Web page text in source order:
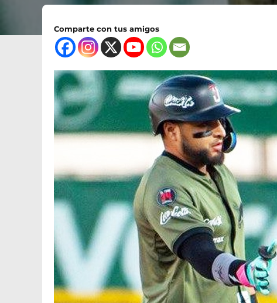
Comparte con tus amigos